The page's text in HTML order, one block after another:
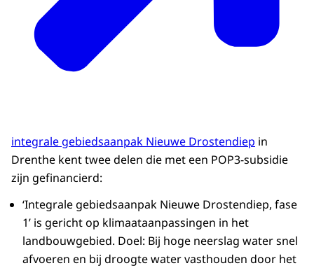
integrale gebiedsaanpak Nieuwe Drostendiep in
Drenthe kent twee delen die met een POP3-subsidie
zijn gefinancierd:
‘Integrale gebiedsaanpak Nieuwe Drostendiep, fase
1’ is gericht op klimaataanpassingen in het
landbouwgebied. Doel: Bij hoge neerslag water snel
afvoeren en bij droogte water vasthouden door het